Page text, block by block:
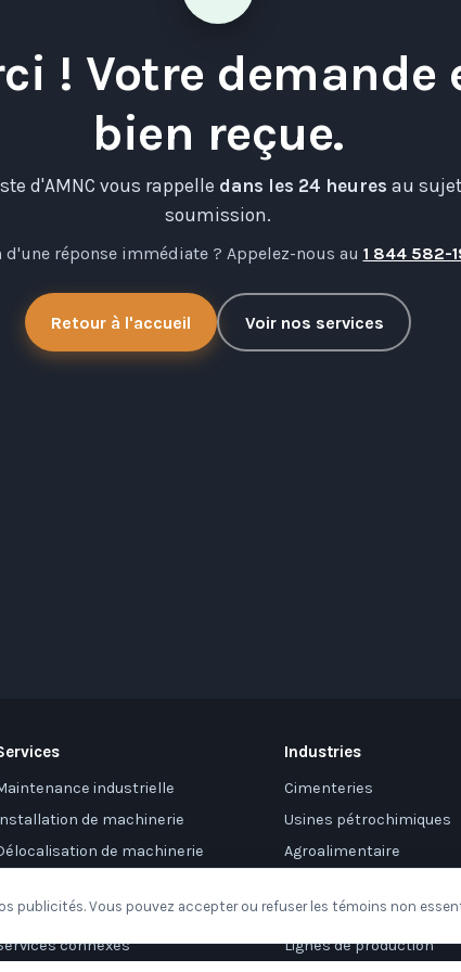
! Votre demande
bien reçue.
d'AMNC vous rappelle dans les 24 heures au
soumission.
d'une réponse immédiate ? Appelez-nous au 1 844 582-
Retour à l'accueil Voir nos services
industrielle
de machinerie
de machinerie
d'aménagement
connexes
Industries
Cimenteries
Usines pétrochimiques
Agroalimentaire
Centres de distribution
Lignes de production
publicités. Vous pouvez accepter ou refuser les témoins non